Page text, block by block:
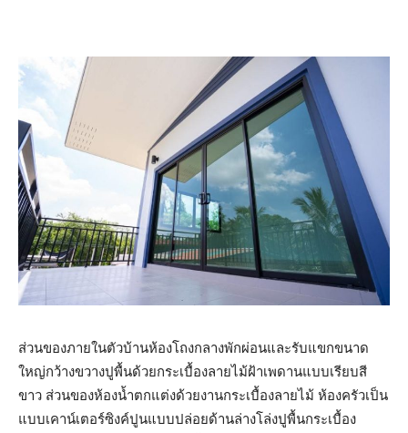
ส่วนของภายในตัวบ้านห้องโถงกลางพักผ่อนและรับแขกขนาด
ใหญ่กว้างขวางปูพื้นด้วยกระเบื้องลายไม้ฝ้าเพดานแบบเรียบสี
ขาว ส่วนของห้องน้ำตกแต่งด้วยงานกระเบื้องลายไม้ ห้องครัวเป็น
แบบเคาน์เตอร์ซิงค์ปูนแบบปล่อยด้านล่างโล่งปูพื้นกระเบื้อง